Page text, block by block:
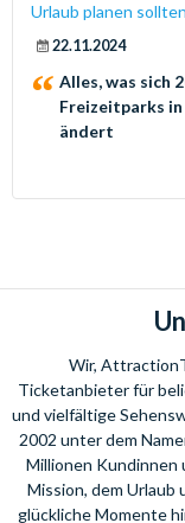
Urlaub planen sollten
22.11.2024
Alles, was sich
Freizeitparks
ändert
Wir,
Ticketanbieter für
und vielfältige
2002 unter dem
Millionen Kundinnen
Mission, dem Urlaub
glückliche Momente